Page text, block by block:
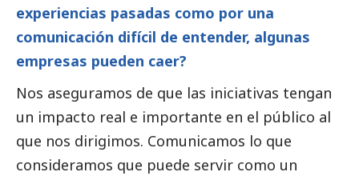
experiencias pasadas como por una
comunicación difícil de entender, algunas
empresas pueden caer?
Nos aseguramos de que las iniciativas tengan
un impacto real e importante en el público al
que nos dirigimos. Comunicamos lo que
consideramos que puede servir como un